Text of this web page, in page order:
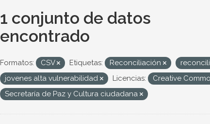
1 conjunto de datos
encontrado
Formatos: CSV Etiquetas: Reconciliación
jovenes alta vulnerabilidad
Licencias: Creative
Secretaría de Paz y Cultura ciudadana